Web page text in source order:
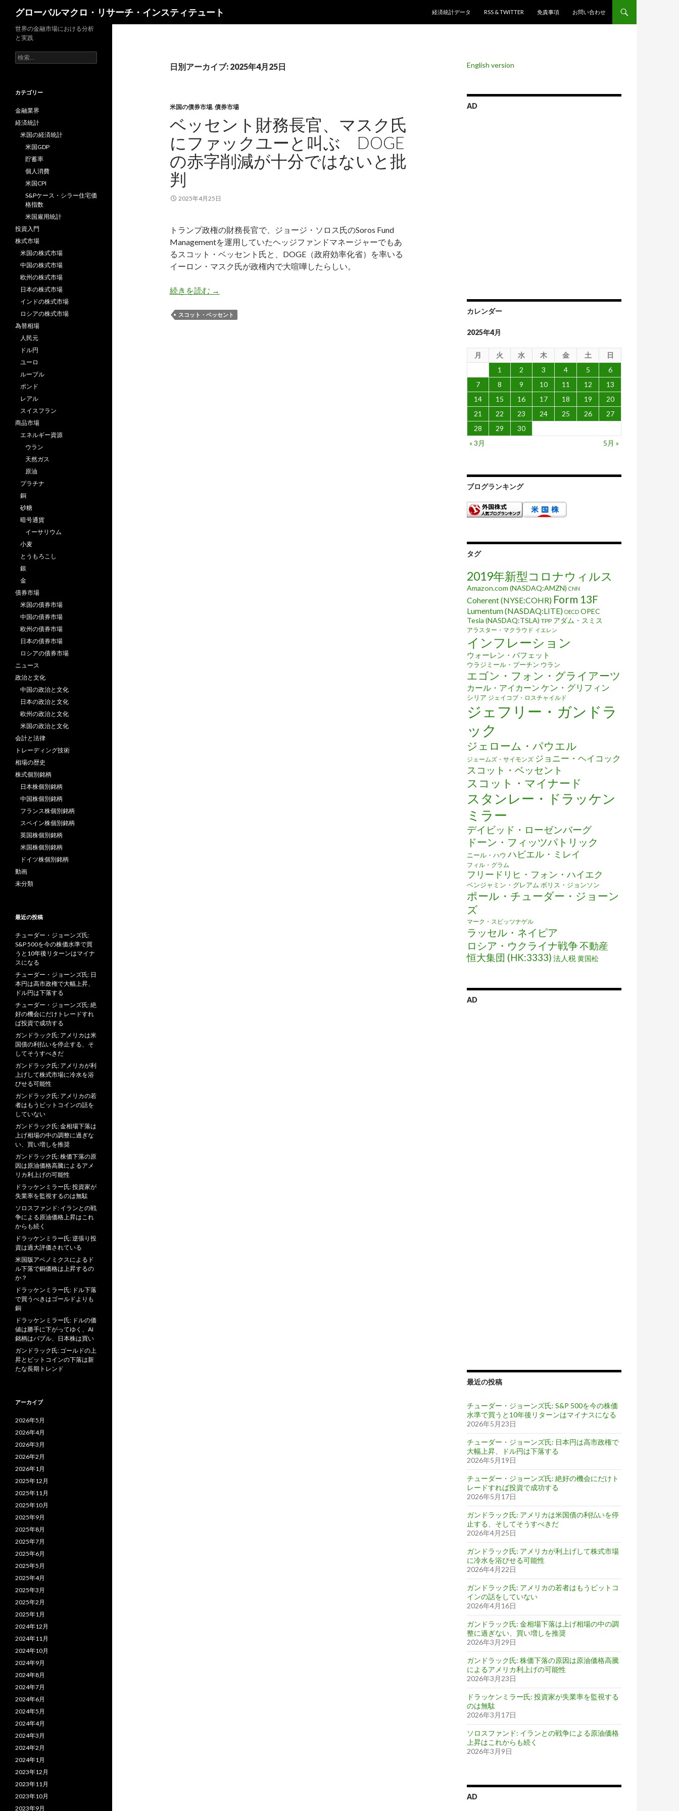
グローバルマクロ・リサーチ・インスティテュート
経済統計データ
RSS & TWITTER 免責事項 お問い合わせ
日別アーカイブ: 2025年4月25日
米国の債券市場, 債券市場
ベッセント財務長官、マスク氏
にファックユーと叫ぶ DOGE
の赤字削減が十分ではないと批
判
2025年4月25日
トランプ政権の財務長官で、ジョージ・ソロス氏のSoros Fund
Managementを運用していたヘッジファンドマネージャーでもあ
るスコット・ベッセント氏と、DOGE（政府効率化省）を率いる
イーロン・マスク氏が政権内で大喧嘩したらしい。
続きを読む ベッセント財務長官、マスク氏にファックユーと叫ぶ DOGEの赤字削減が十分ではないと批判
→
スコット・ベッセント
English version
AD
カレンダー
2025年4月
月 火 水 木 金 土
日
1
2 3 4 5
6
7
8 9 10 11 12
13
14
15 16 17 18 19
20
21
22 23 24 25 26
27
28
29
30
« 3月
5月 »
ブログランキング
タグ
2019年新型コロナウィルス
Amazon.com (NASDAQ:AMZN) CNN
Coherent (NYSE:COHR) Form 13F
Lumentum (NASDAQ:LITE) OECD OPEC
Tesla (NASDAQ:TSLA) TPP アダム・スミス
アラスター・マクラウド イエレン
インフレーション
ウォーレン・バフェット
ウラジミール・プーチン ウラン
エゴン・フォン・グライアーツ
カール・アイカーン ケン・グリフィン
シリア ジェイコブ・ロスチャイルド
ジェフリー・ガンドラ
ック
ジェローム・パウエル
ジェームズ・サイモンズ ジョニー・ヘイコック
スコット・ベッセント
スコット・マイナード
スタンレー・ドラッケン
ミラー
デイビッド・ローゼンバーグ
ドーン・フィッツパトリック
ニール・ハウ ハビエル・ミレイ
フィル・グラム
フリードリヒ・フォン・ハイエク
ベンジャミン・グレアム ボリス・ジョンソン
ポール・チューダー・ジョーン
ズ
マーク・スピッツナゲル
ラッセル・ネイピア
ロシア・ウクライナ戦争不動産
恒大集団 (HK:3333) 法人税黄国松
AD
最近の投稿
チューダー・ジョーンズ氏: S&P 500を今の株価
水準で買うと10年後リターンはマイナスになる
2026年5月23日
チューダー・ジョーンズ氏: 日本円は高市政権で
大幅上昇、ドル円は下落する
2026年5月19日
チューダー・ジョーンズ氏: 絶好の機会にだけト
レードすれば投資で成功する
2026年5月17日
ガンドラック氏: アメリカは米国債の利払いを停
止する、そしてそうすべきだ
2026年4月25日
ガンドラック氏: アメリカが利上げして株式市場
に冷水を浴びせる可能性
2026年4月22日
ガンドラック氏: アメリカの若者はもうビットコ
インの話をしていない
2026年4月16日
ガンドラック氏: 金相場下落は上げ相場の中の調
整に過ぎない、買い増しを推奨
2026年3月29日
ガンドラック氏: 株価下落の原因は原油価格高騰
によるアメリカ利上げの可能性
2026年3月23日
ドラッケンミラー氏: 投資家が失業率を監視する
のは無駄
2026年3月17日
ソロスファンド: イランとの戦争による原油価格
上昇はこれからも続く
2026年3月9日
AD
世界の金融市場における分析
と実践
検
索:
カテゴリー
金融業界
経済統計
米国の経済統計
米国GDP
貯蓄率
個人消費
米国CPI
S&Pケース・シラー住宅価
格指数
米国雇用統計
投資入門
株式市場
米国の株式市場
中国の株式市場
欧州の株式市場
日本の株式市場
インドの株式市場
ロシアの株式市場
為替相場
人民元
ドル円
ユーロ
ルーブル
ポンド
レアル
スイスフラン
商品市場
エネルギー資源
ウラン
天然ガス
原油
プラチナ
銅
砂糖
暗号通貨
イーサリウム
小麦
とうもろこし
銀
金
債券市場
米国の債券市場
中国の債券市場
欧州の債券市場
日本の債券市場
ロシアの債券市場
ニュース
政治と文化
中国の政治と文化
日本の政治と文化
欧州の政治と文化
米国の政治と文化
会計と法律
トレーディング技術
相場の歴史
株式個別銘柄
日本株個別銘柄
中国株個別銘柄
フランス株個別銘柄
スペイン株個別銘柄
英国株個別銘柄
米国株個別銘柄
ドイツ株個別銘柄
動画
未分類
最近の投稿
チューダー・ジョーンズ氏:
S&P 500を今の株価水準で買
うと10年後リターンはマイナ
スになる
チューダー・ジョーンズ氏: 日
本円は高市政権で大幅上昇、
ドル円は下落する
チューダー・ジョーンズ氏: 絶
好の機会にだけトレードすれ
ば投資で成功する
ガンドラック氏: アメリカは米
国債の利払いを停止する、そ
してそうすべきだ
ガンドラック氏: アメリカが利
上げして株式市場に冷水を浴
びせる可能性
ガンドラック氏: アメリカの若
者はもうビットコインの話を
していない
ガンドラック氏: 金相場下落は
上げ相場の中の調整に過ぎな
い、買い増しを推奨
ガンドラック氏: 株価下落の原
因は原油価格高騰によるアメ
リカ利上げの可能性
ドラッケンミラー氏: 投資家が
失業率を監視するのは無駄
ソロスファンド: イランとの戦
争による原油価格上昇はこれ
からも続く
ドラッケンミラー氏: 逆張り投
資は過大評価されている
米国版アベノミクスによるド
ル下落で銅価格は上昇するの
か？
ドラッケンミラー氏: ドル下落
で買うべきはゴールドよりも
銅
ドラッケンミラー氏: ドルの価
値は勝手に下がってゆく、AI
銘柄はバブル、日本株は買い
ガンドラック氏: ゴールドの上
昇とビットコインの下落は新
たな長期トレンド
アーカイブ
2026年5月
2026年4月
2026年3月
2026年2月
2026年1月
2025年12月
2025年11月
2025年10月
2025年9月
2025年8月
2025年7月
2025年6月
2025年5月
2025年4月
2025年3月
2025年2月
2025年1月
2024年12月
2024年11月
2024年10月
2024年9月
2024年8月
2024年7月
2024年6月
2024年5月
2024年4月
2024年3月
2024年2月
2024年1月
2023年12月
2023年11月
2023年10月
2023年9月